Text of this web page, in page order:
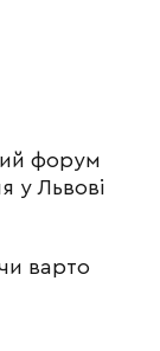
форум
у Львові
варто